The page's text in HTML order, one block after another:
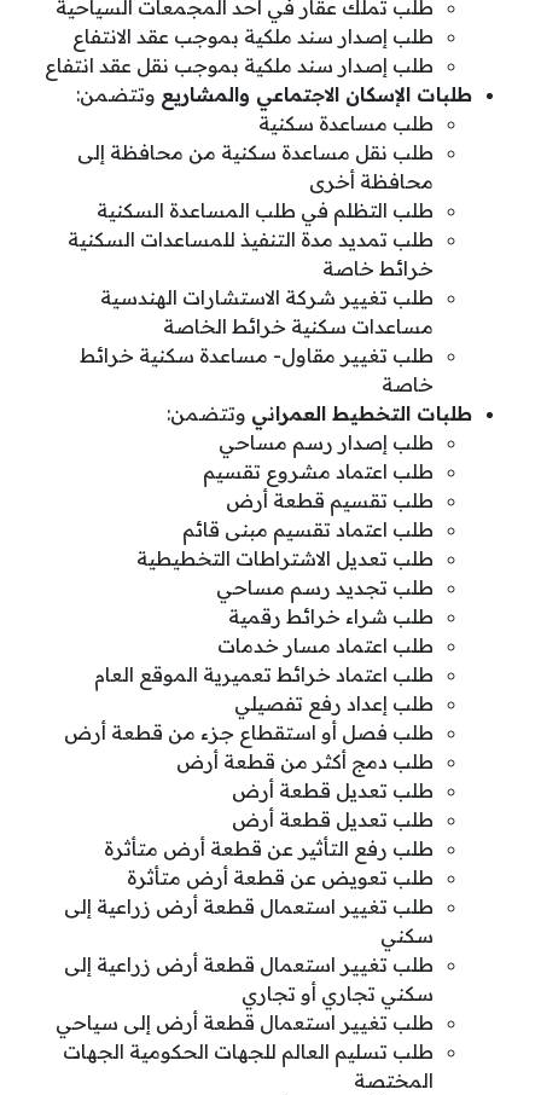
طلب تملك عقار في أحد المجمعات السياحية
طلب إصدار سند ملكية بموجب عقد الانتفاع
طلب إصدار سند ملكية بموجب نقل عقد انتفاع
طلبات الإسكان الاجتماعي والمشاريع وتتضمن:
طلب مساعدة سكنية
طلب نقل مساعدة سكنية من محافظة إلى
محافظة أخرى
طلب التظلم في طلب المساعدة السكنية
طلب تمديد مدة التنفيذ للمساعدات السكنية
خرائط خاصة
طلب تغيير شركة الاستشارات الهندسية
مساعدات سكنية خرائط الخاصة
طلب تغيير مقاول- مساعدة سكنية خرائط
خاصة
طلبات التخطيط العمراني وتتضمن:
طلب إصدار رسم مساحي
طلب اعتماد مشروع تقسيم
طلب تقسيم قطعة أرض
طلب اعتماد تقسيم مبنى قائم
طلب تعديل الاشتراطات التخطيطية
طلب تجديد رسم مساحي
طلب شراء خرائط رقمية
طلب اعتماد مسار خدمات
طلب اعتماد خرائط تعميرية الموقع العام
طلب إعداد رفع تفصيلي
طلب فصل أو استقطاع جزء من قطعة أرض
طلب دمج أكثر من قطعة أرض
طلب تعديل قطعة أرض
طلب تعديل قطعة أرض
طلب رفع التأثير عن قطعة أرض متأثرة
طلب تعويض عن قطعة أرض متأثرة
طلب تغيير استعمال قطعة أرض زراعية إلى
سكني
طلب تغيير استعمال قطعة أرض زراعية إلى
سكني تجاري أو تجاري
طلب تغيير استعمال قطعة أرض إلى سياحي
طلب تسليم العالم للجهات الحكومية الجهات
المختصة